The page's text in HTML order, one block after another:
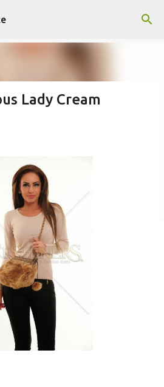
conținutul principal
Lady Cream